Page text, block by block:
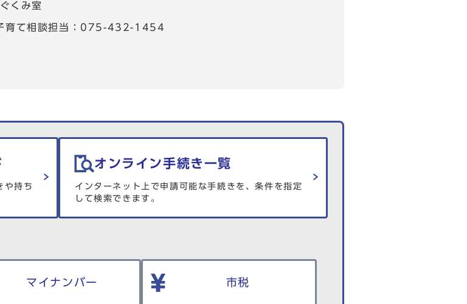
くみ室
育て相談担当：075-432-1454
や持ち
オンライン手続き一覧
インターネット上で申請可能な手続きを、条件を指定
して検索できます。
マイナンバー 市税